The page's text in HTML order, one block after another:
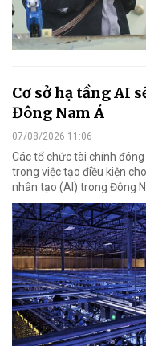
Cơ sở hạ tầng AI
Đông Nam Á
07/08/2026 11:06
Các tổ chức tài chính
trong việc tạo điều kiện
nhân tạo (AI) trong Đông